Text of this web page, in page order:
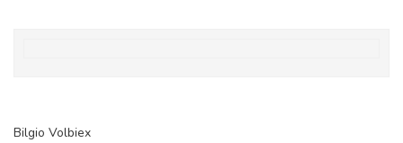
Bilgio Volbiex